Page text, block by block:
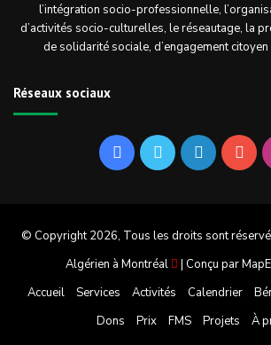
l’intégration socio-professionnelle,
d’activités socio-culturelles, le réseautage, la
de solidarité sociale, d’engagement
Réseaux sociaux
FacebookTwitterLinkedin
© Copyright 2026, Tous les droits sont
Algérien à Montréal
| Conçu par
Accueil
Services Activités Calendrier
Dons
Prix FMS Projets À